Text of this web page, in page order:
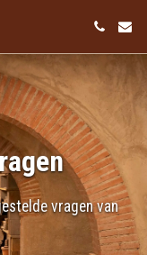
vragen van